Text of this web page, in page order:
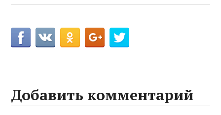
Добавить комментарий